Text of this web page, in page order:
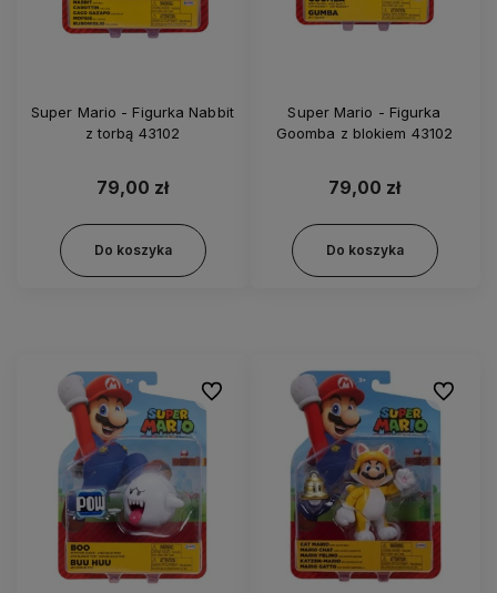
Super Mario - Figurka Nabbit
z torbą 43102
79,00 zł
Do koszyka
Super Mario - Figurka
Goomba z blokiem 43102
79,00 zł
Do koszyka
Do ulubionych Do